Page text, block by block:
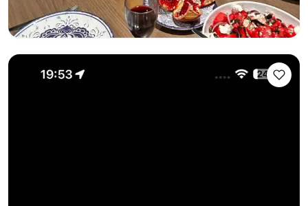
En Düşük
119.613 TL Müsaitlik & Fiyat Gör